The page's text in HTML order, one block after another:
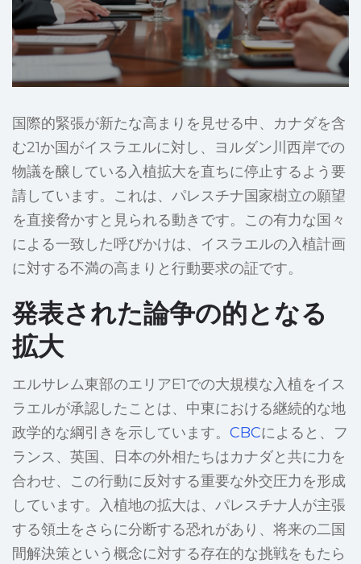
国際的緊張が新たな高まりを見せる中、カナダを含
む21か国がイスラエルに対し、ヨルダン川西岸での
物議を醸している入植拡大を直ちに停止するよう要
請しています。これは、パレスチナ国家樹立の願望
を直接脅かすと見られる動きです。この有力な国々
による一致した呼びかけは、イスラエルの入植計画
に対する不満の高まりと行動要求の証です。
発表された論争の的となる
拡大
エルサレム東部のエリアE1での大規模な入植をイス
ラエルが承認したことは、中東における継続的な地
政学的な綱引きを示しています。 CBCによると、フ
ランス、英国、日本の外相たちはカナダと共に力を
合わせ、この行動に反対する重要な外交圧力を形成
しています。入植地の拡大は、パレスチナ人が主張
する領土をさらに分断する恐れがあり、将来の二国
間解決策という概念に対する存在的な挑戦をもたら